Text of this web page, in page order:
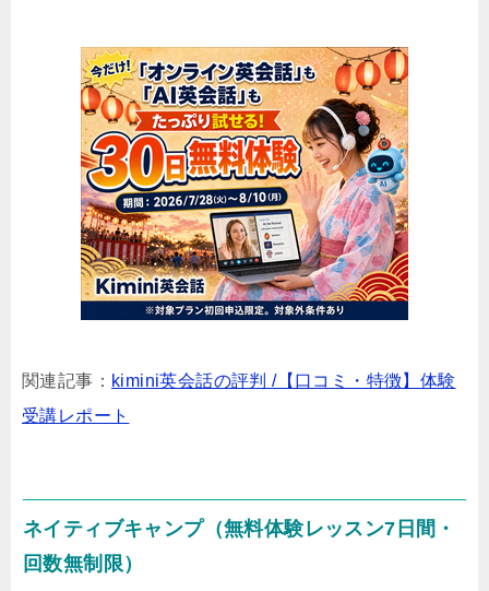
関連記事： kimini英会話の評判 /【口コミ・特徴】体験
受講レポート
ネイティブキャンプ（無料体験レッスン7日間・
回数無制限）